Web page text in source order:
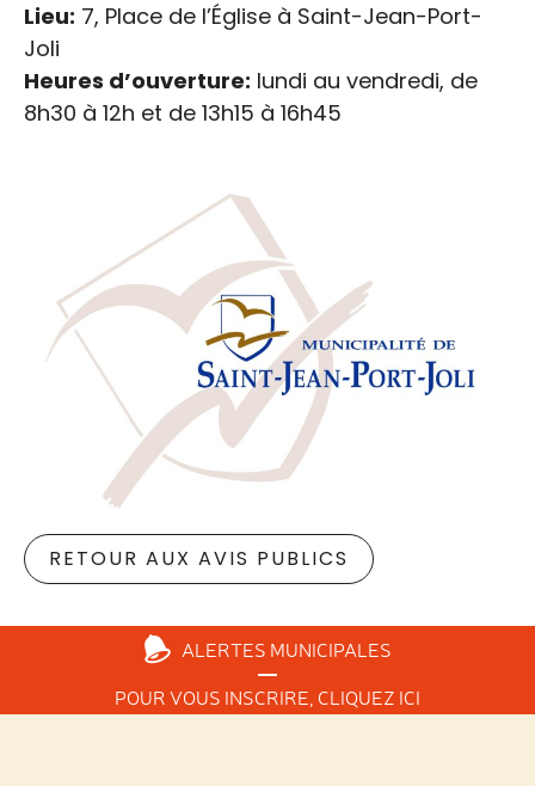
Lieu: 7, Place de l’Église à Saint-Jean-Port-
Joli
Heures d’ouverture: lundi au vendredi, de
8h30 à 12h et de 13h15 à 16h45
RETOUR AUX AVIS PUBLICS
ALERTES MUNICIPALES
POUR VOUS INSCRIRE, CLIQUEZ ICI